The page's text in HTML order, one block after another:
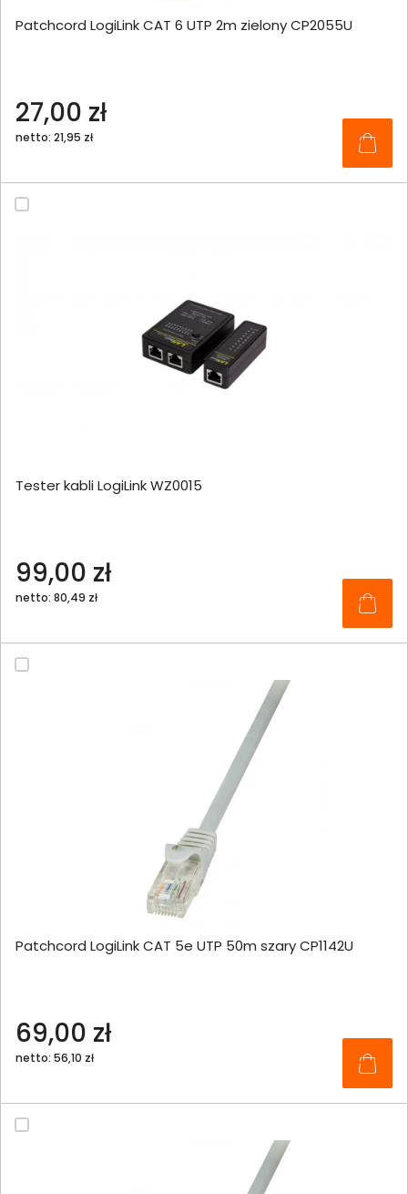
Patchcord LogiLink CAT 6 UTP 2m zielony CP2055U
27,00 zł
netto: 21,95 zł
Tester kabli LogiLink WZ0015
99,00 zł
netto: 80,49 zł
Patchcord LogiLink CAT 5e UTP 50m szary CP1142U
69,00 zł
netto: 56,10 zł